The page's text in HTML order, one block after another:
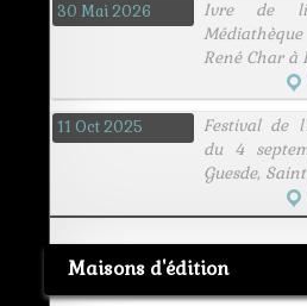
30 Mai 2026
Ivre de
René Char à
11 Oct 2025
Festival de
du 4
Guesde,
Maisons d'édition